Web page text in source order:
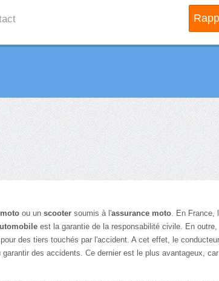
moto ou un scooter soumis à l'assurance moto. En France,
est la garantie de la responsabilité civile. En
pour des tiers touchés par l'accident. A cet effet, le
des accidents. Ce dernier est le plus avantageux,